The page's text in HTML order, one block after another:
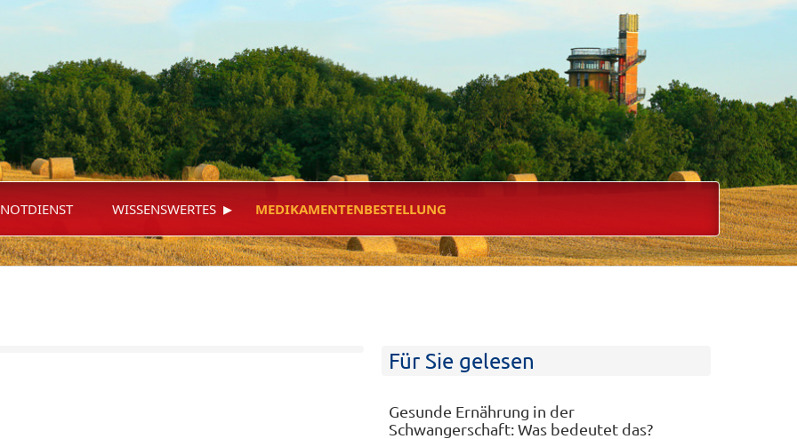
NOTDIENST WISSENSWERTES ▸ MEDIKAMENTENBESTELLUNG
Für Sie gelesen
Gesunde Ernährung in der
Schwangerschaft: Was bedeutet das?